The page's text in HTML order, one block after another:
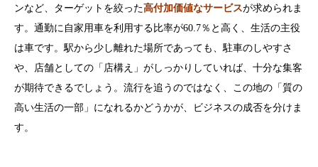
ンなど、ターゲットを絞った高付加価値なサービスが求められま
す。通勤に自家用車を利用する比率が60.7％と高く、生活の主役
は車です。駅から少し離れた場所であっても、駐車のしやすさ
や、店舗としての「店構え」がしっかりしていれば、十分な集客
が期待できるでしょう。流行を追うのではなく、この地の「質の
高い生活の一部」になれるかどうかが、ビジネスの成否を分けま
す。